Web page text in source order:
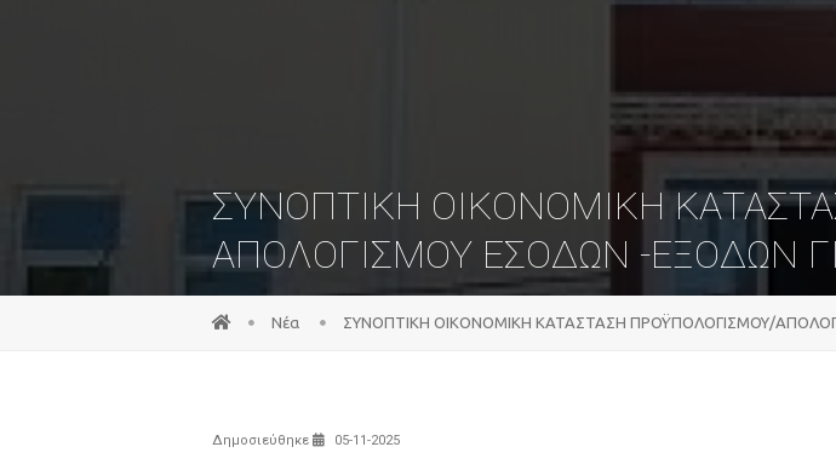
ΣΥΝΟΠΤΙΚΗ ΟΙΚΟΝΟΜΙΚΗ
ΑΠΟΛΟΓΙΣΜΟΥ ΕΣΟΔΩΝ -ΕΞΟΔΩΝ
Νέα ΣΥΝΟΠΤΙΚΗ ΟΙΚΟΝΟΜΙΚΗ ΚΑΤΑΣΤΑΣΗ ΠΡΟΫΠΟΛΟΓΙΣΜΟΥ/
Δημοσιεύθηκε 05-11-2025